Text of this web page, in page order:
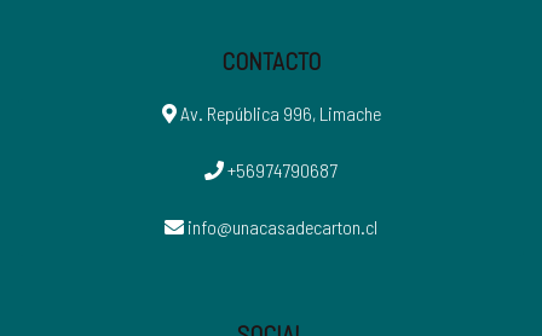
CONTACTO
Av. República 996, Limache
+56974790687
info@unacasadecarton.cl